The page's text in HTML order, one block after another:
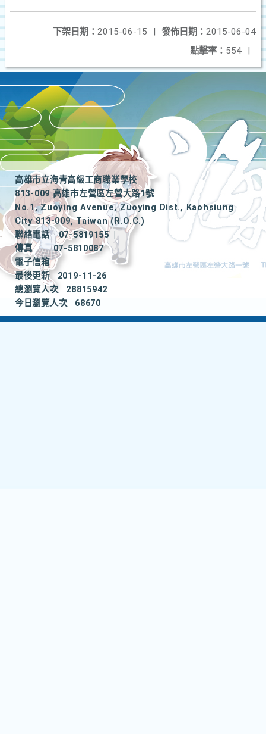
發佈日期： 2015-06-04
下架日期： 2015-06-15
|
點擊率： 554 |
高雄市立海青高級工商職業學校
813-009 高雄市左營區左營大路1號
No.1, Zuoying Avenue, Zuoying Dist., Kaohsiung
City 813-009, Taiwan (R.O.C.)
聯絡電話
07-5819155
|
傳真
07-5810087
電子信箱
最後更新
2019-11-26
總瀏覽人次
28815942
今日瀏覽人次
68670